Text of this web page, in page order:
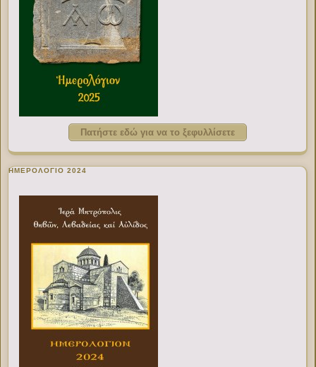
Πατήστε εδώ για να το ξεφυλλίσετε
ΗΜΕΡΟΛΟΓΙΟ 2024